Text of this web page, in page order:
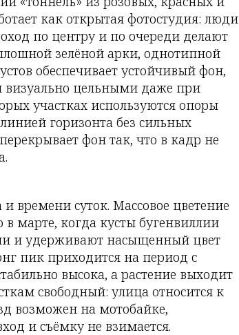
как открытая фотостудия: люди
по центру и по очереди делают
зелёной арки, однотипной
обеспечивает устойчивый фон,
визуально цельными даже при
участках используются опоры
горизонта без сильных
фон так, что в кадр не
времени суток. Массовое цветение
марте, когда кусты бугенвиллии
и удерживают насыщенный цвет
пик приходится на период с
высока, а растение выходит
свободный: улица относится к
возможен на мотобайке,
и съёмку не взимается.